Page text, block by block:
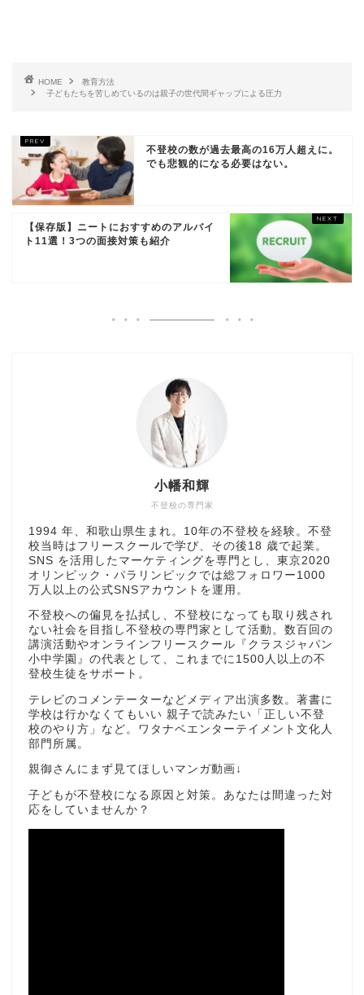
HOME
教育方法
子どもたちを苦しめているのは親子の世代間ギャップによる圧力
不登校の数が過去最高の16万人超えに。
でも悲観的になる必要はない。
【保存版】ニートにおすすめのアルバイ
ト11選！3つの面接対策も紹介
不登校の専門家
小幡和輝
1994 年、和歌山県生まれ。10年の不登校を経験。不登
校当時はフリースクールで学び、その後18 歳で起業。
SNS を活用したマーケティングを専門とし、東京2020
オリンピック・パラリンピックでは総フォロワー1000
万人以上の公式SNSアカウントを運用。
不登校への偏見を払拭し、不登校になっても取り残され
ない社会を目指し不登校の専門家として活動。数百回の
講演活動やオンラインフリースクール『クラスジャパン
小中学園』の代表として、これまでに1500人以上の不
登校生徒をサポート。
テレビのコメンテーターなどメディア出演多数。著書に
学校は行かなくてもいい 親子で読みたい「正しい不登
校のやり方」など。ワタナベエンターテイメント文化人
部門所属。
親御さんにまず見てほしいマンガ動画↓
子どもが不登校になる原因と対策。あなたは間違った対
応をしていませんか？